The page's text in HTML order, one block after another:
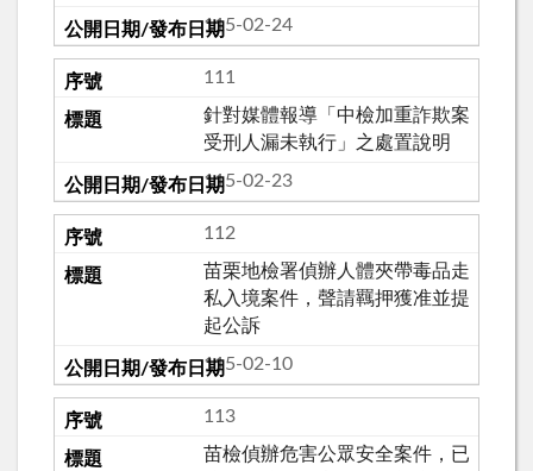
115-02-24
111
針對媒體報導「中檢加重詐欺案
受刑人漏未執行」之處置說明
115-02-23
112
苗栗地檢署偵辦人體夾帶毒品走
私入境案件，聲請羈押獲准並提
起公訴
115-02-10
113
苗檢偵辦危害公眾安全案件，已